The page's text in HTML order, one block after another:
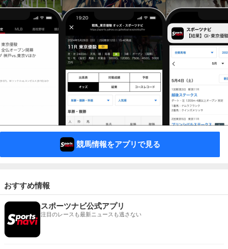
競馬情報をアプリで見る
おすすめ情報
スポーツナビ公式アプリ
注目のレースも最新ニュースも逃さない